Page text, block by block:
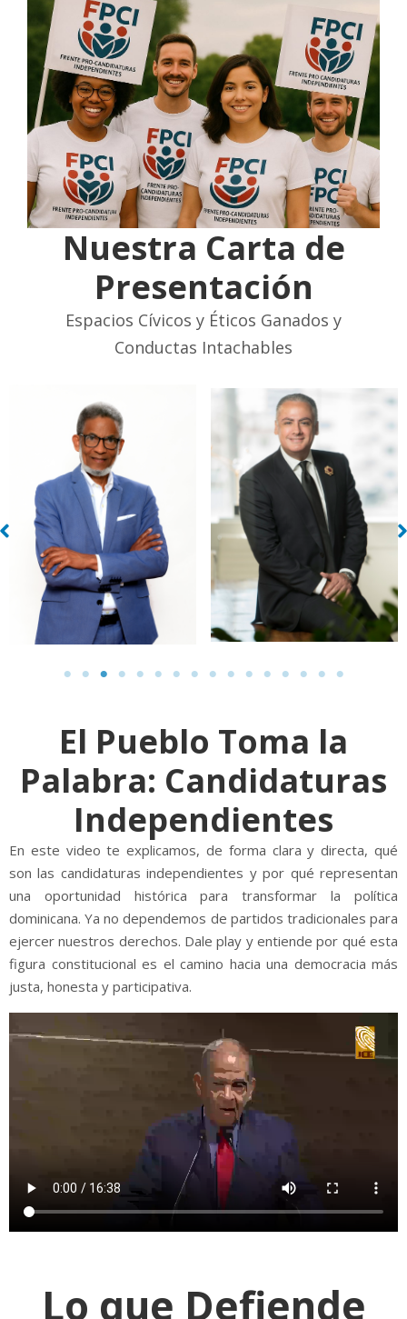
Nuestra Carta de
Presentación
Espacios Cívicos y Éticos Ganados y
Conductas Intachables
El Pueblo Toma la
Palabra: Candidaturas
Independientes
En este video te explicamos, de forma clara y directa, qué
son las candidaturas independientes y por qué representan
una oportunidad histórica para transformar la política
dominicana. Ya no dependemos de partidos tradicionales para
ejercer nuestros derechos. Dale play y entiende por qué esta
figura constitucional es el camino hacia una democracia más
justa, honesta y participativa.
Lo que Defiende